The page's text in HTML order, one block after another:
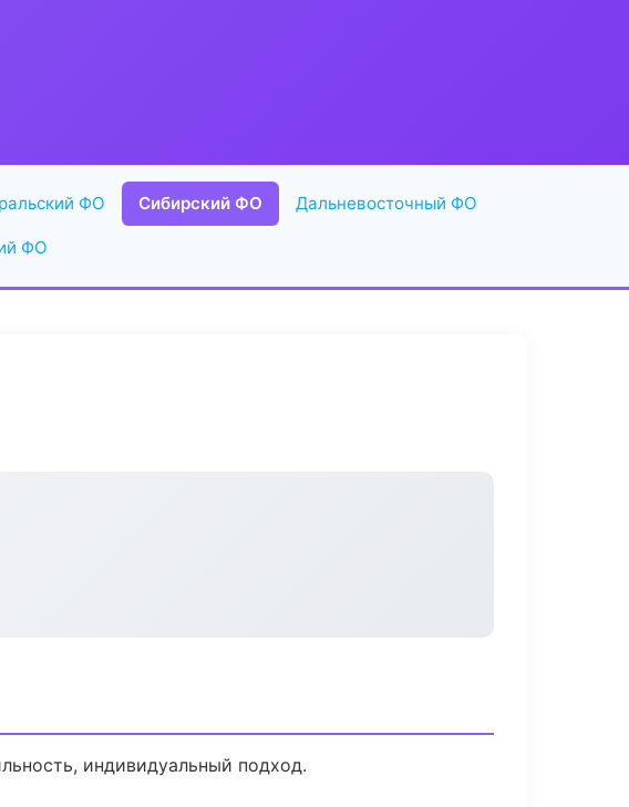
ФО Сибирский ФО Дальневосточный ФО
ФО
индивидуальный подход.